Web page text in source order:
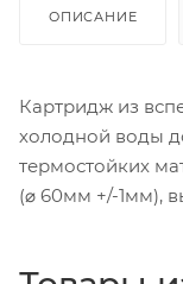
ОПИСАНИЕ
Картридж из
холодной воды
термостойких
(⌀ 60мм +/-1мм),